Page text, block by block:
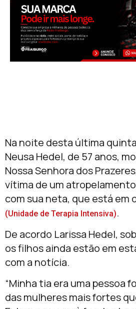
Na noite desta última
Neusa Hedel, de 57 anos,
Nossa Senhora dos
vítima de um
com sua neta, que está em
(Unidade de Terapia Intensiva).
De acordo Larissa Hedel,
os filhos ainda estão em
com a notícia.
“Minha tia era uma pessoa
das mulheres mais fortes